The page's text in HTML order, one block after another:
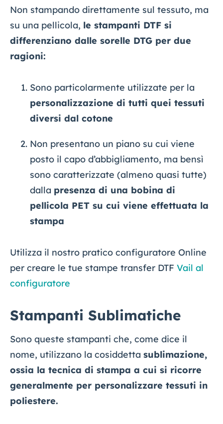
Non stampando direttamente sul tessuto, ma
su una pellicola, le stampanti DTF si
differenziano dalle sorelle DTG per due
ragioni:
Sono particolarmente utilizzate per la
personalizzazione di tutti quei tessuti
diversi dal cotone
Non presentano un piano su cui viene
posto il capo d’abbigliamento, ma bensì
sono caratterizzate (almeno quasi tutte)
dalla presenza di una bobina di
pellicola PET su cui viene effettuata la
stampa
Utilizza il nostro pratico configuratore Online
per creare le tue stampe transfer DTF Vail al
configuratore
Stampanti Sublimatiche
Sono queste stampanti che, come dice il
nome, utilizzano la cosiddetta sublimazione,
ossia la tecnica di stampa a cui si ricorre
generalmente per personalizzare tessuti in
poliestere.